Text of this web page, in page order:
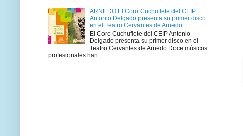
ARNEDO El Coro Cuchuflete del CEIP
Antonio Delgado presenta su primer disco
en el Teatro Cervantes de Arnedo
El Coro Cuchuflete del CEIP Antonio
Delgado presenta su primer disco en el
Teatro Cervantes de Arnedo Doce músicos
profesionales han...